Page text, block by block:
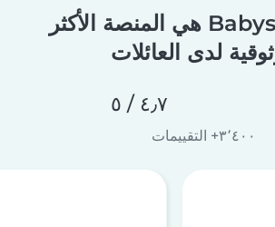
منصة Babysits هي المنصة الأكثر
لدى العائلات
٤٫٧ / ٥
٣٬٤٠٠+ التقييمات